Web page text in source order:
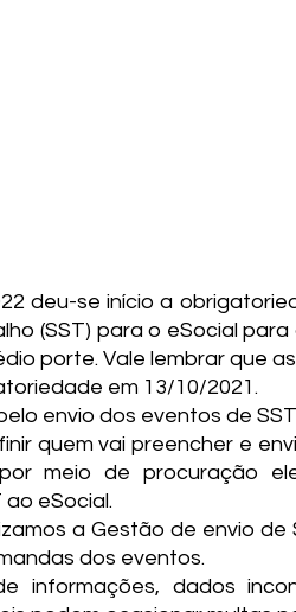
deu-se início a
(SST) para o eSocial
porte. Vale lembrar que
em 13/10/2021.
envio dos eventos de
quem vai preencher e
meio de procuração
eSocial.
a Gestão de envio
dos eventos.
informações, dados